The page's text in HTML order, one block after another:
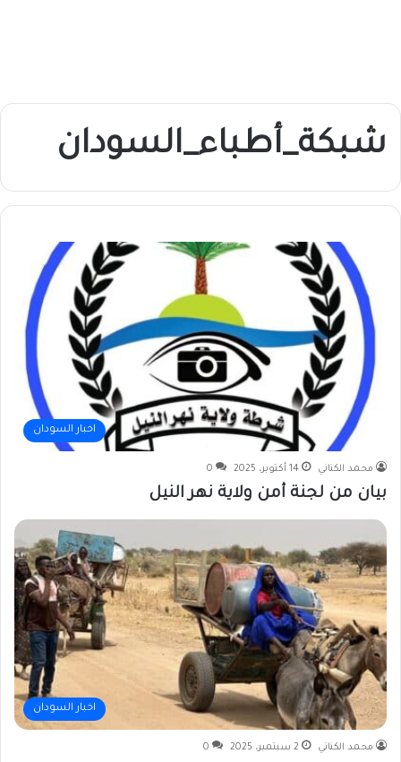
شبكة_أطباء_السودان
اخبار السودان
محمد الكناني 14 أكتوبر، 2025 0
بيان من لجنة أمن ولاية نهر النيل
اخبار السودان
محمد الكناني 2 سبتمبر، 2025 0